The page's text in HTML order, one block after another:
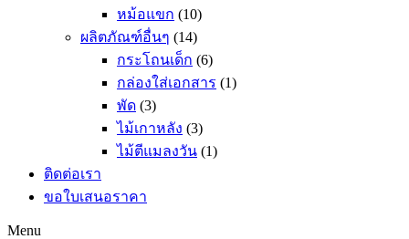
หม้อแขก (10)
ผลิตภัณฑ์อื่นๆ (14)
กระโถนเด็ก (6)
กล่องใส่เอกสาร (1)
พัด (3)
ไม้เกาหลัง (3)
ไม้ตีแมลงวัน (1)
ติดต่อเรา
ขอใบเสนอราคา
Menu